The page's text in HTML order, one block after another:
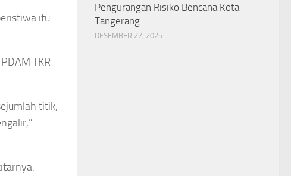
itu
TKR
titik,
Pengurangan Risiko Bencana Kota
Tangerang
DESEMBER 27, 2025